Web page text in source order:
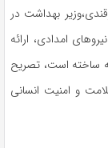
بهداشت در
امدادی، ارائه
ساخته است، تصریح
و امنیت انسانی